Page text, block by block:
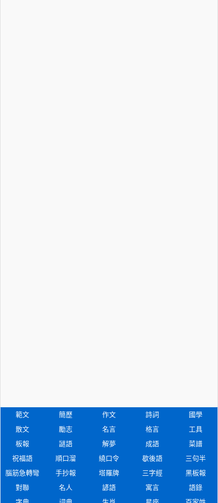
範文 簡歷 作文 詩詞
國學
散文
勵志 名言 格言
工具
板報
謎語 解夢 成語
菜譜
祝福語
順口溜 繞口令 歇後語
三句半
腦筋急轉彎
手抄報 塔羅牌 三字經
黑板報
對聯
名人 諺語 寓言
語錄